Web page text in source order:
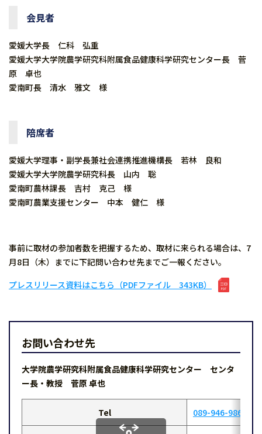
会見者
愛媛大学長 仁科 弘重
愛媛大学大学院農学研究科附属食品健康科学研究センター長 菅
原 卓也
愛南町長 清水 雅文 様
陪席者
愛媛大学理事・副学長兼社会連携推進機構長 若林 良和
愛媛大学大学院農学研究科長 山内 聡
愛南町農林課長 吉村 克己 様
愛南町農業支援センター 中本 健仁 様
事前に取材の参加者数を把握するため、取材に来られる場合は、7
月8日（木）までに下記問い合わせ先までご一報ください。
プレスリリース資料はこちら（PDFファイル 343KB）
お問い合わせ先
大学院農学研究科附属食品健康科学研究センター センタ
ー長・教授 菅原 卓也
Tel 089-946-9863